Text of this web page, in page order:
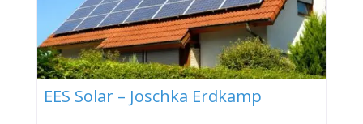
EES Solar – Joschka Erdkamp